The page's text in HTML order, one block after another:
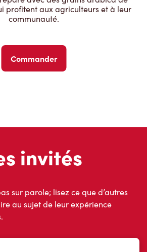
profitent aux agriculteurs et à leur
communauté.
Commander
invités
sur parole; lisez ce que d’autres
au sujet de leur expérience